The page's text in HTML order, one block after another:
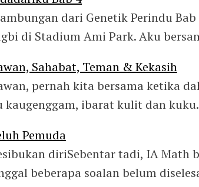
dari Genetik Perindu
di Stadium Ami Park. Aku
Sahabat, Teman & Kekasih
pernah kita bersama ketika
kaugenggam, ibarat kulit dan
Pemuda
diriSebentar tadi, IA Math
beberapa soalan belum